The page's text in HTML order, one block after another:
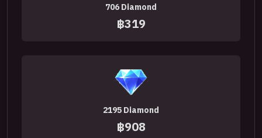
706 Diamond
฿319
2195 Diamond
฿908